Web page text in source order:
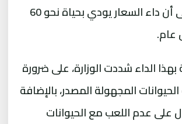
الأخيرة تشير إلى أن داء السعار يودي بحياة نحو 60
بهذا الداء شددت الوزارة، على ضرورة
المجهولة المصدر، بالإضافة
على عدم اللعب مع الحيوانات